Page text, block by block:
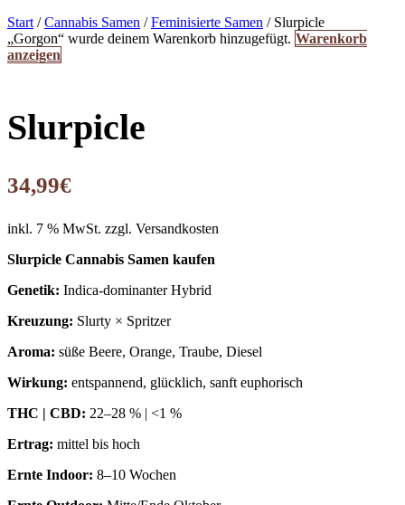
Start /Cannabis Samen /Feminisierte Samen / Slurpicle
„Gorgon“ wurde deinem Warenkorb hinzugefügt. Warenkorb
anzeigen
Slurpicle
34,99€
inkl. 7 % MwSt. zzgl. Versandkosten
Slurpicle Cannabis Samen kaufen
Genetik: Indica-dominanter Hybrid
Kreuzung: Slurty × Spritzer
Aroma: süße Beere, Orange, Traube, Diesel
Wirkung: entspannend, glücklich, sanft euphorisch
THC | CBD: 22–28 % | <1 %
Ertrag: mittel bis hoch
Ernte Indoor: 8–10 Wochen